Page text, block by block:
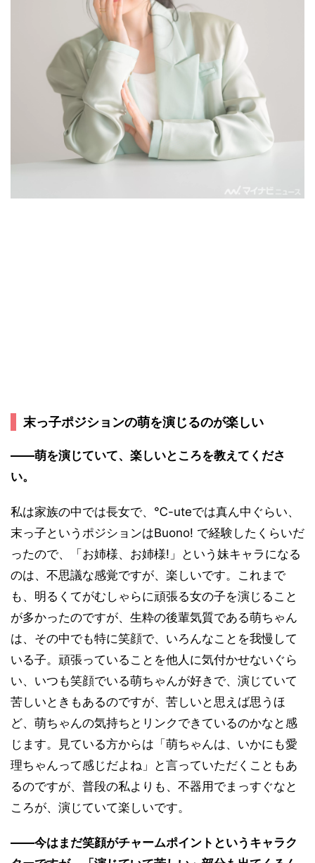
末っ子ポジションの萌を演じるのが楽しい
――萌を演じていて、楽しいところを教えてくださ
い。
私は家族の中では長女で、℃-uteでは真ん中ぐらい、
末っ子というポジションはBuono! で経験したくらいだ
ったので、「お姉様、お姉様!」という妹キャラになる
のは、不思議な感覚ですが、楽しいです。これまで
も、明るくてがむしゃらに頑張る女の子を演じること
が多かったのですが、生粋の後輩気質である萌ちゃん
は、その中でも特に笑顔で、いろんなことを我慢して
いる子。頑張っていることを他人に気付かせないぐら
い、いつも笑顔でいる萌ちゃんが好きで、演じていて
苦しいときもあるのですが、苦しいと思えば思うほ
ど、萌ちゃんの気持ちとリンクできているのかなと感
じます。見ている方からは「萌ちゃんは、いかにも愛
理ちゃんって感じだよね」と言っていただくこともあ
るのですが、普段の私よりも、不器用でまっすぐなと
ころが、演じていて楽しいです。
――今はまだ笑顔がチャームポイントというキャラク